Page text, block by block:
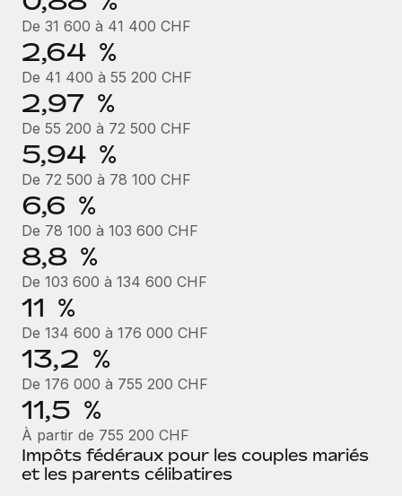
De 31 600 à 41 400 CHF
2,64 %
De 41 400 à 55 200 CHF
2,97 %
De 55 200 à 72 500 CHF
5,94 %
De 72 500 à 78 100 CHF
6,6 %
De 78 100 à 103 600 CHF
8,8 %
De 103 600 à 134 600 CHF
11 %
De 134 600 à 176 000 CHF
13,2 %
De 176 000 à 755 200 CHF
11,5 %
À partir de 755 200 CHF
Impôts fédéraux pour les couples mariés
et les parents célibatires